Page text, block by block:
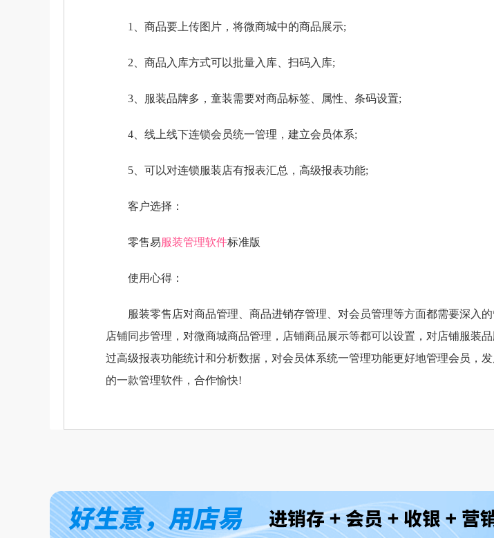
1、商品要上传图片，将微商城中的商品展示;
2、商品入库方式可以批量入库、扫码入库;
3、服装品牌多，童装需要对商品标签、属性、条码设置;
4、线上线下连锁会员统一管理，建立会员体系;
5、可以对连锁服装店有报表汇总，高级报表功能;
客户选择：
零售易服装管理软件标准版
使用心得：
服装零售店对商品管理、商品进销存管理、对会员管理等方面都需要深入的
店铺同步管理，对微商城商品管理，店铺商品展示等都可以设置，对店铺服装
过高级报表功能统计和分析数据，对会员体系统一管理功能更好地管理会员，
的一款管理软件，合作愉快!